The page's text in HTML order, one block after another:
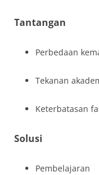
Tantangan
Perbedaan
Tekanan
Keterbatasan
Solusi